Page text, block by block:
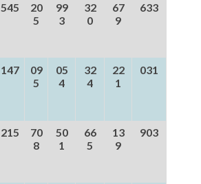
545
20
5
99
3
32
0
67
9
633
147
09
5
05
4
32
4
22
1
031
215
70
8
50
1
66
5
13
9
903